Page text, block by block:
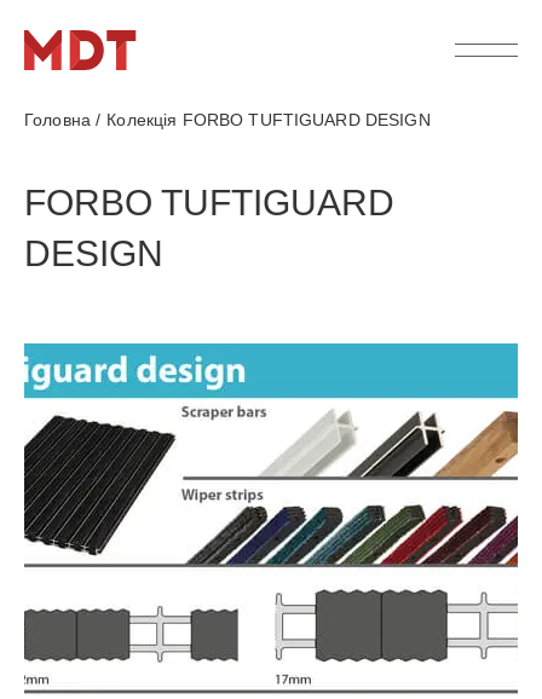
Головна / Колекція FORBO TUFTIGUARD DESIGN
FORBO TUFTIGUARD
DESIGN